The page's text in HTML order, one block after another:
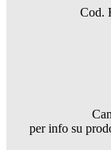
Cod.
per info su